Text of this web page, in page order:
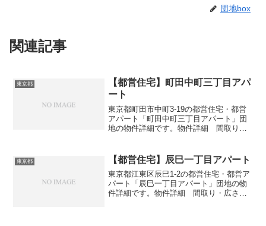
団地box
関連記事
東京都
【都営住宅】町田中町三丁目アパ
ート
東京都町田市中町3-19の都営住宅・都営
アパート「町田中町三丁目アパート」団
地の物件詳細です。物件詳細 間取り・
3DK広さ・面積63㎡建設年度築年数1983
交通・アク...
東京都 【都営住宅】辰巳一丁目アパート
東京都江東区辰巳1-2の都営住宅・都営ア
パート「辰巳一丁目アパート」団地の物
件詳細です。物件詳細 間取り・広さ団